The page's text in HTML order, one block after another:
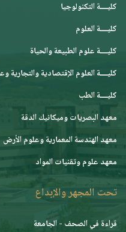
كليــــة التكنولوجيا
كليــــة العلوم
كليــــة علوم الطبيعة والحياة
كليــــة العلوم الإقتصادية والتجارية
كليــــة الطب
معهد البصريات وميكانيك الدقة
معهد الهندسة المعمارية وعلوم الأرض
معهد علوم وتقنيات المواد
تحت المجهر والإبداع
قراءة في الصحف - الجامعة